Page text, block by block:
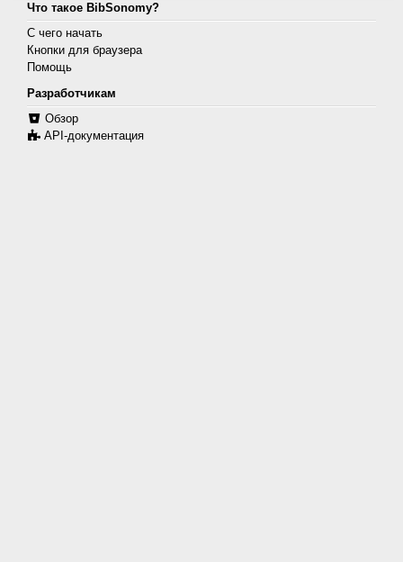
Что такое BibSonomy?
С чего начать
Кнопки для браузера
Помощь
Разработчикам
Обзор
API-документация